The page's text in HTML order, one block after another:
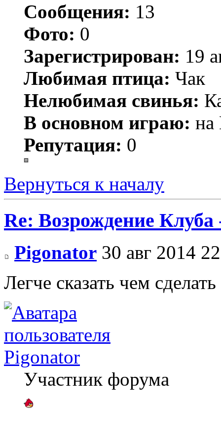
Сообщения: 13
Фото: 0
Зарегистрирован: 19
Любимая птица: Чак
Нелюбимая свинья:
В основном играю: на
Репутация: 0
Вернуться к началу
Re: Возрождение
Pigonator 30 авг 2014
Легче сказать чем сделать
Pigonator
Участник форума